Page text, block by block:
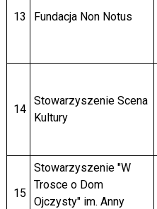
13 Fundacja Non Notus
14
Stowarzyszenie Scena
Kultury
15
Stowarzyszenie "W
Trosce o Dom
Ojczysty" im. Anny